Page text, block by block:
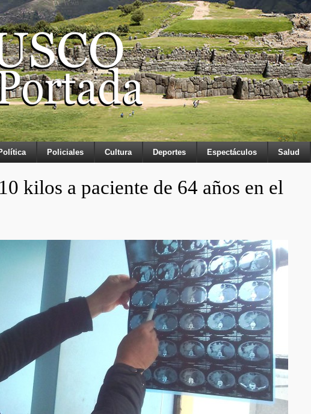
Policiales Cultura Deportes Espectáculos Salud
kilos a paciente de 64 años en el